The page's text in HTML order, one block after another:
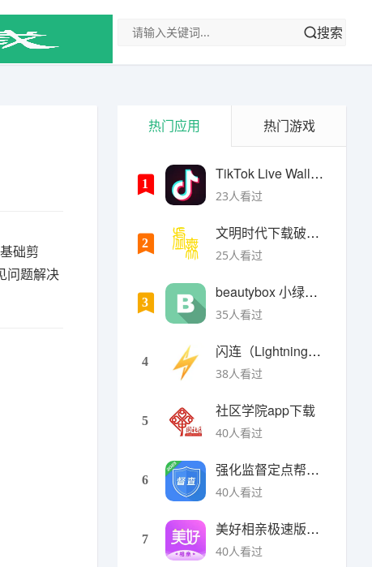
搜索
础剪
问题解决
热门应用 热门游戏
1
TikTok Live Wallpaper
23人看过
2
文明时代下载破解版无限金币最新版
25人看过
3
beautybox 小绿盒正版最新免费下载
35人看过
4
闪连（LightningX）加速器app
38人看过
5
社区学院app下载
40人看过
6
强化监督定点帮扶下载
40人看过
7
美好相亲极速版下载
40人看过